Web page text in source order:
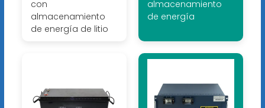
con
almacenamiento
de energía de litio
almacenamiento
de energía